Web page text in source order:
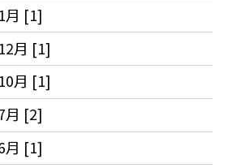
月 [1]
月 [1]
月 [1]
月 [2]
月 [1]